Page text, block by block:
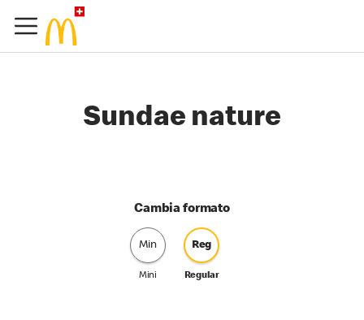
Sundae nature
Cambia formato
Min
Mini
Reg
Regular